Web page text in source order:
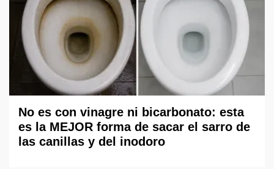
No es con vinagre ni bicarbonato: esta
es la MEJOR forma de sacar el sarro de
las canillas y del inodoro